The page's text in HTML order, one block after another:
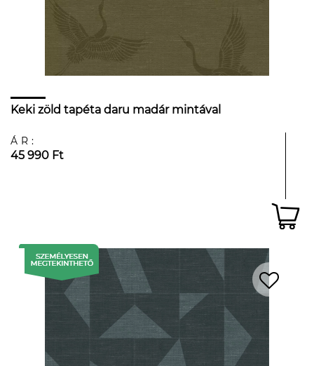
Keki zöld tapéta daru madár mintával
ÁR:
45 990 Ft